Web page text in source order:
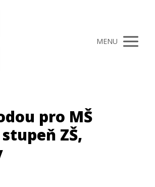
MENU
pro MŠ
ZŠ,